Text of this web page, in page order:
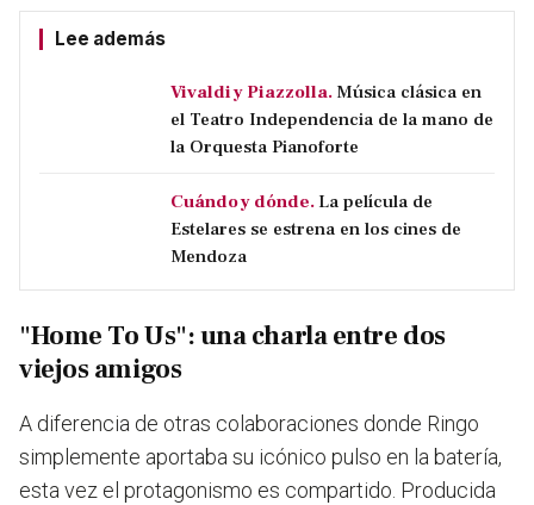
Lee además
Vivaldi y Piazzolla. Música clásica en
el Teatro Independencia de la mano de
la Orquesta Pianoforte
Cuándo y dónde. La película de
Estelares se estrena en los cines de
Mendoza
"Home To Us": una charla entre dos
viejos amigos
A diferencia de otras colaboraciones donde Ringo
simplemente aportaba su icónico pulso en la batería,
esta vez el protagonismo es compartido. Producida